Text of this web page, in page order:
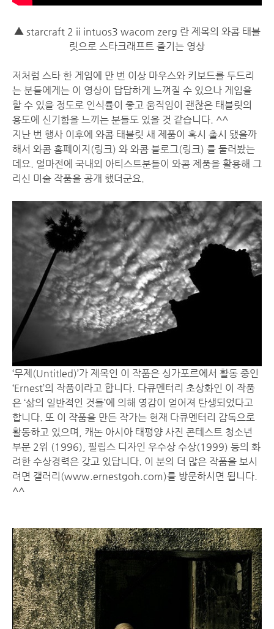
▲ starcraft 2 ii intuos3 wacom zerg 란 제목의 와콤 태블
릿으로 스타크래프트 즐기는 영상
저처럼 스타 한 게임에 만 번 이상 마우스와 키보드를 두드리
는 분들에게는 이 영상이 답답하게 느껴질 수 있으나 게임을
할 수 있을 정도로 인식률이 좋고 움직임이 괜찮은 태블릿의
용도에 신기함을 느끼는 분들도 있을 것 같습니다. ^^
지난 번 행사 이후에 와콤 태블릿 새 제품이 혹시 출시 됐을까
해서 와콤 홈페이지(링크) 와 와콤 블로그(링크) 를 둘러봤는
데요. 얼마전에 국내외 아티스트분들이 와콤 제품을 활용해 그
리신 미술 작품을 공개 했더군요.
‘무제(Untitled)’가 제목인 이 작품은 싱가포르에서 활동 중인
‘Ernest’의 작품이라고 합니다. 다큐멘터리 초상화인 이 작품
은 ‘삶의 일반적인 것들’에 의해 영감이 얻어져 탄생되었다고
합니다. 또 이 작품을 만든 작가는 현재 다큐멘터리 감독으로
활동하고 있으며, 캐논 아시아 태평양 사진 콘테스트 청소년
부문 2위 (1996), 필립스 디자인 우수상 수상(1999) 등의 화
려한 수상경력은 갖고 있답니다. 이 분의 더 많은 작품을 보시
려면 갤러리(www.ernestgoh.com)를 방문하시면 됩니다.
^^